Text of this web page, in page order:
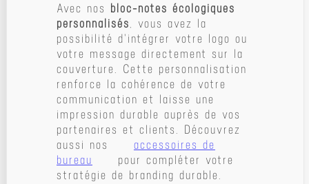
Avec nos bloc-notes écologiques
personnalisés, vous avez la
possibilité d'intégrer votre logo ou
votre message directement sur la
couverture. Cette personnalisation
renforce la cohérence de votre
communication et laisse une
impression durable auprès de vos
partenaires et clients. Découvrez
aussi nos
accessoires de
bureau
pour compléter votre
stratégie de branding durable.